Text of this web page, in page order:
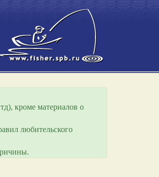
кроме материалов о
любительского